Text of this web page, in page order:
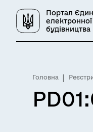
Портал
будівництва
Головна